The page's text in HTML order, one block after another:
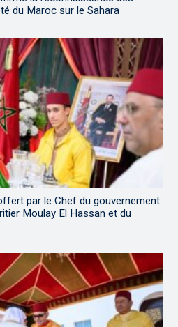
du Maroc sur le Sahara
par le Chef du gouvernement
Moulay El Hassan et du